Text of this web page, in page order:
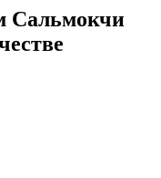
Сальмокчи